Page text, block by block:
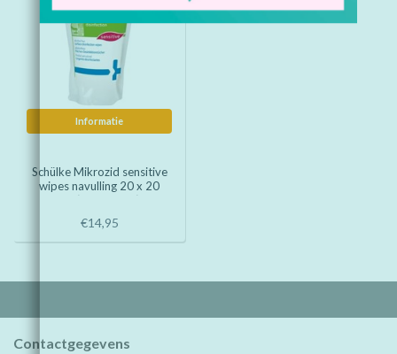
Informatie
Schülke Mikrozid sensitive
wipes navulling 20 x 20
cm ( 200 wipes)
€14,95
Contactgegevens